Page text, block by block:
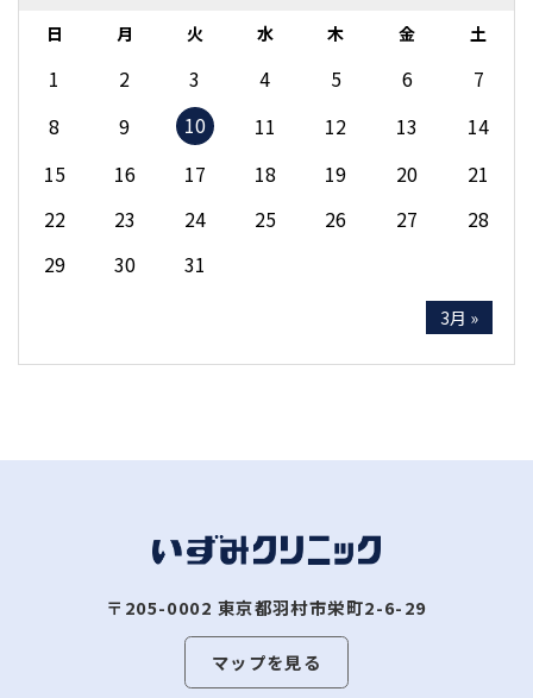
日 月 火 水 木 金 土
1 2 3 4 5 6
7
8
9 10 11 12 13
14
15
16 17 18 19 20
21
22
23 24 25 26 27
28
29
30 31
3月 »
〒205-0002 東京都羽村市栄町2-6-29
マップを見る